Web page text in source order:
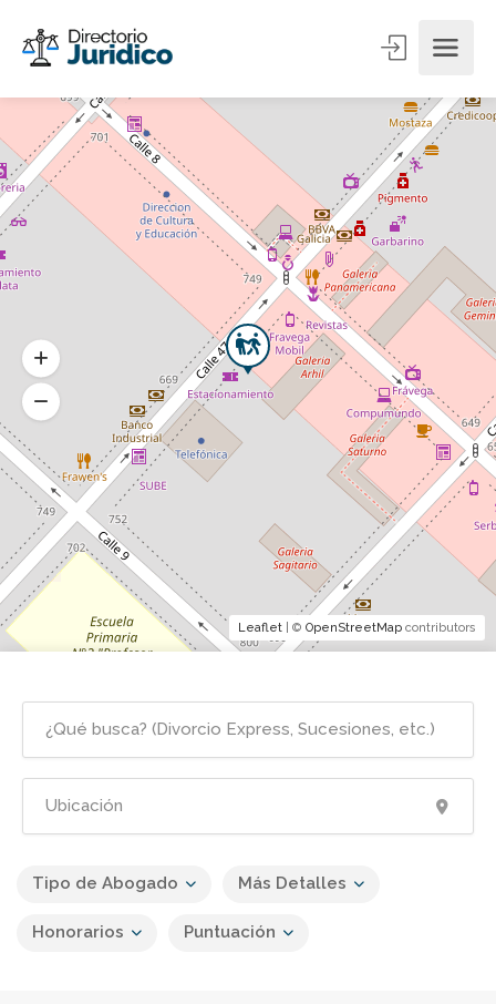
Tipo de Abogado Más Detalles
Honorarios Puntuación
Leaflet | © OpenStreetMap contributors